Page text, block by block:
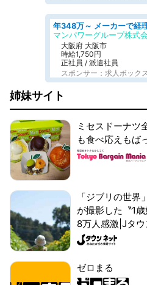
年348万～ メーカーで経
マンパワーグループ株式
大阪府 大阪市
時給1,750円
正社員 / 派遣社員
スポンサー：求人ボック
姉妹サイト
ミセスドーナツ
も食べ応えもば
「ジブリの世
が撮影した〝1
8万人感激|Jタウ
ゼロまる